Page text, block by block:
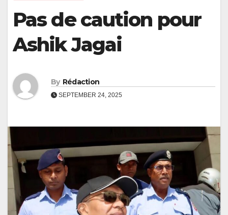
Pas de caution pour
Ashik Jagai
By Rédaction
SEPTEMBER 24, 2025